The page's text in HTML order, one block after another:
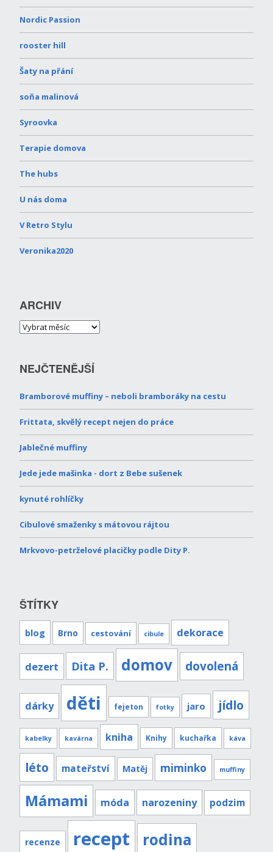
Nordic Passion
rooster hill
Šaty na přání
soňa malinová
Syroovka
Terapie domova
The hubs
U nás doma
V Retro Stylu
Veronika2020
ARCHIV
NEJČTENĚJŠÍ
Bramborové muffiny – neboli bramboráky na cestu
Frittata, skvělý recept nejen do práce
Jablečné muffiny
Jede jede mašinka - dort z Bebe sušenek
kynuté rohlíčky
Cibulové smaženky s mátovou rájtou
Mrkvovo-petrželové placičky podle Dity P.
ŠTÍTKY
blog Brno cestování cibule dekorace
dezert Dita P. domov dovolená
dárky děti fejeton fotky jaro jídlo
kabelky kavárna kniha Knihy kuchařka káva
léto mateřství Matěj miminko muffiny
Mámami móda narozeniny podzim
recenze recept rodina